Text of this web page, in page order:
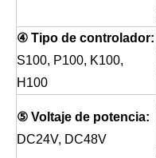
④ Tipo de controlador:
S100, P100, K100,
H100
⑤ Voltaje de potencia:
DC24V, DC48V